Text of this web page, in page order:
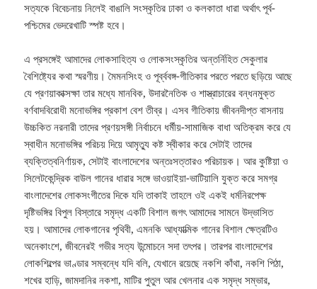
সত্যকে বিবেচনায় নিলেই বাঙালি সংস্কৃতির ঢাকা ও কলকাতা ধারা অর্থাৎ পূর্ব-
পশ্চিমের ভেদরেখাটি স্পষ্ট হবে।
এ প্রসঙ্গেই আমাদের লোকসাহিত্য ও লোকসংস্কৃতির অন্তর্নিহিত সেকুলার
বৈশিষ্ট্যের কথা স্মরণীয়। মৈমনসিংহ ও পূর্ব্ববঙ্গ-গীতিকার পরতে পরতে ছড়িয়ে আছে
যে প্রণয়াকাক্সক্ষা তার মধ্যে মানবিক, উদারনৈতিক ও শাস্ত্রাচারের বন্ধনমুক্ত
বর্ণবাদবিরোধী মনোভঙ্গির প্রকাশ বেশ তীব্র। এসব গীতিকায় জীবনদীপ্ত বাসনায়
উচ্চকিত নরনারী তাদের প্রণয়সঙ্গী নির্বাচনে ধর্মীয়-সামাজিক বাধা অতিক্রম করে যে
স্বাধীন মনোভঙ্গির পরিচয় দিয়ে আমৃত্যু কষ্ট স্বীকার করে সেটাই তাদের
ব্যক্তিত্বনির্ণায়ক, সেটাই বাংলাদেশের অন্তঃসত্তারও পরিচায়ক। আর কুষ্টিয়া ও
সিলেটকেন্দ্রিক বাউল গানের ধারার সঙ্গে ভাওয়াইয়া-ভাটিয়ালি যুক্ত করে সমগ্র
বাংলাদেশের লোকসংগীতের দিকে যদি তাকাই তাহলে ওই একই ধর্মনিরপেক্ষ
দৃষ্টিভঙ্গির বিপুল বিস্তারে সমৃদ্ধ একটি বিশাল জগৎ আমাদের সামনে উদ্ভাসিত
হয়। আমাদের লোকগানের পৃথিবী, এমনকি আধ্যাত্মিক গানের বিশাল ক্ষেত্রটিও
অনেকাংশে, জীবনেরই গভীর সত্য উন্মোচনে সদা তৎপর। তারপর বাংলাদেশের
লোকশিল্পের ভাণ্ডার সম্বন্ধে যদি বলি, যেখানে রয়েছে নকশি কাঁথা, নকশি পিঠা,
শখের হাড়ি, জামদানির নকশা, মাটির পুতুল আর খেলনার এক সমৃদ্ধ সম্ভার,